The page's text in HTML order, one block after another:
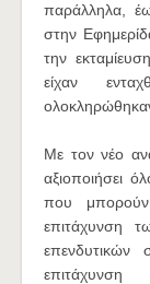
παράλληλα,
στην
την
είχαν
Με τον νέο
αξιοποιήσει
που
επιτάχυνση
επενδυτικών